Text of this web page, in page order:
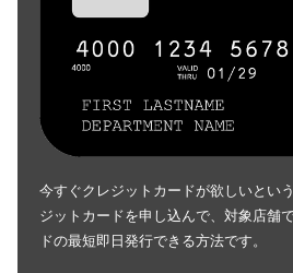
今すぐクレジットカードが欲しいとい
ジットカードを申し込んで、対象店舗
ドの最短即日発行できる方法です。